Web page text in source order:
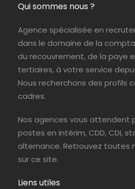
Qui sommes nous ?
Agence spécialisée en
dans le domaine de la
du recouvrement, de la paye
tertiaires, à votre service
Nous recherchons des profils
cadres.
Nos agences vous attendent
postes en intérim, CDD, CDI,
alternance. Retrouvez toutes
sur ce site.
Liens utiles